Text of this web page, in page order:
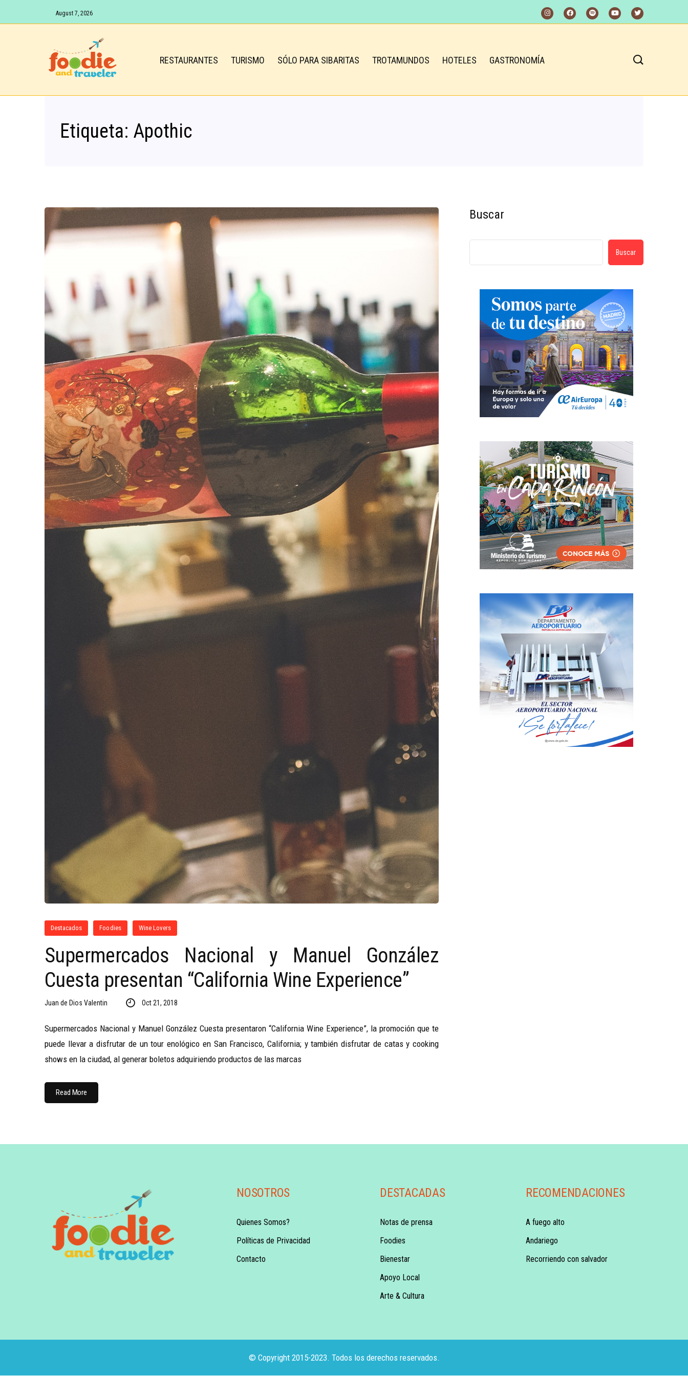
August 7, 2026
RESTAURANTES TURISMO SÓLO PARA SIBARITAS TROTAMUNDOS HOTELES GASTRONOMÍA
Etiqueta: Apothic
Destacados Foodies Wine Lovers
Supermercados Nacional y Manuel González
Cuesta presentan “California Wine Experience”
Juan de Dios Valentin Oct 21, 2018
Supermercados Nacional y Manuel González Cuesta presentaron “California Wine Experience”, la promoción que te
puede llevar a disfrutar de un tour enológico en San Francisco, California; y también disfrutar de catas y cooking
shows en la ciudad, al generar boletos adquiriendo productos de las marcas
Read More
Buscar
Buscar
NOSOTROS
Quienes Somos?
Políticas de Privacidad
Contacto
DESTACADAS
Notas de prensa
Foodies
Bienestar
Apoyo Local
Arte & Cultura
RECOMENDACIONES
A fuego alto
Andariego
Recorriendo con salvador
© Copyright 2015-2023. Todos los derechos reservados.